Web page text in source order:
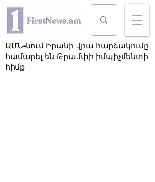
ԱՄՆ-նում Իրանի վրա հարձակումը
համարել են Թրամփի իմպիչմենտի
հիմք